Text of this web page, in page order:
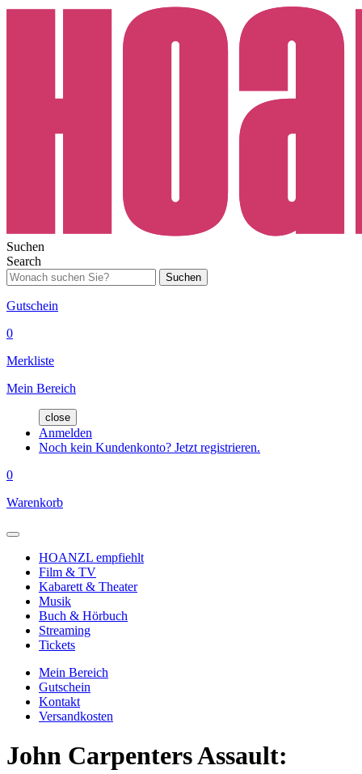
Suchen
Search
Suchen
Gutschein
0
Merkliste
Mein Bereich
close
Anmelden
Noch kein Kundenkonto? Jetzt registrieren.
0
Warenkorb
HOANZL empfiehlt
Film & TV
Kabarett & Theater
Musik
Buch & Hörbuch
Streaming
Tickets
Mein Bereich
Gutschein
Kontakt
Versandkosten
John Carpenters Assault: